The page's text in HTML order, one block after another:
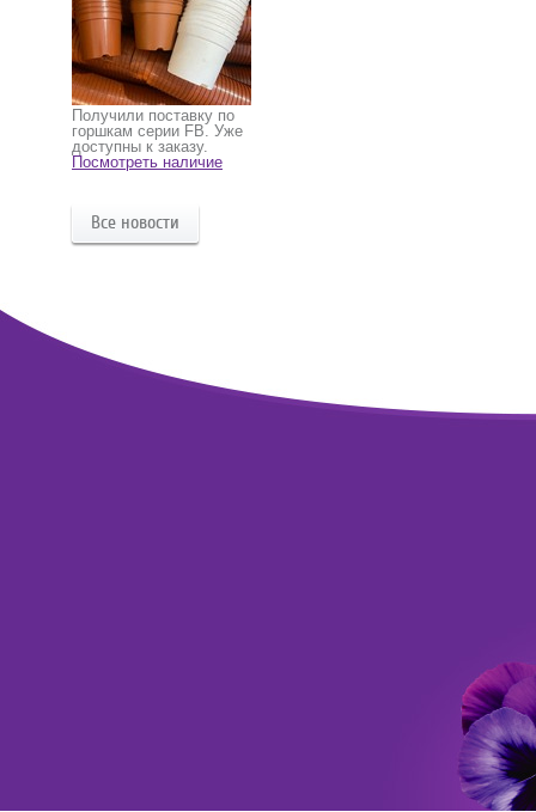
Получили поставку по
горшкам серии FB. Уже
доступны к заказу.
Посмотреть наличие
Все новости